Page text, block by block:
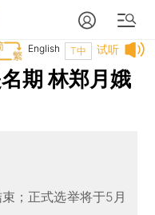
试听
T中
English
期 林郑月娥
；正式选举将于5月